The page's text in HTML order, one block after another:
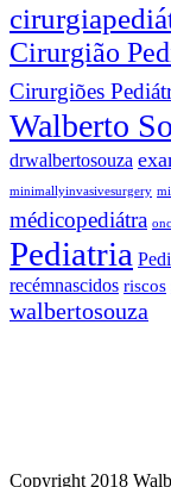
Cirurgião
Cirurgiões
Walberto
drwalbertosouza
minimallyinvasivesurgery
médicopediátra
Pediatria
recémnascidos riscos
walbertosouza
Copyright 2018